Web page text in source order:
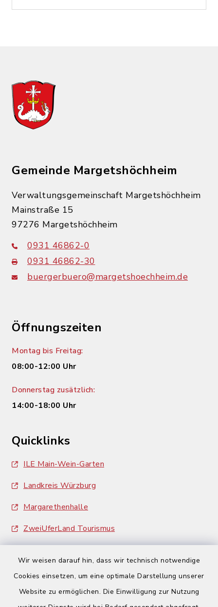
Wir weisen darauf hin, dass wir technisch notwendige
Cookies einsetzen, um eine optimale Darstellung unserer
Website zu ermöglichen. Die Einwilligung zur Nutzung
Gemeinde Margetshöchheim
Verwaltungsgemeinschaft Margetshöchheim
Mainstraße 15
97276 Margetshöchheim
0931 46862-0
0931 46862-30
buergerbuero@margetshoechheim.de
Öffnungszeiten
Montag bis Freitag:
08:00-12:00 Uhr
Donnerstag zusätzlich:
14:00-18:00 Uhr
Quicklinks
ILE Main-Wein-Garten
Landkreis Würzburg
Margarethenhalle
ZweiUferLand Tourismus